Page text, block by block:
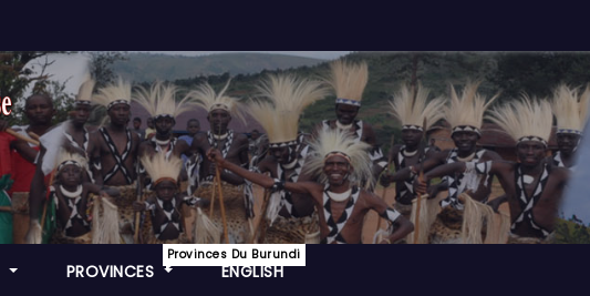
PROVINCES
Provinces Du Burundi
ENGLISH